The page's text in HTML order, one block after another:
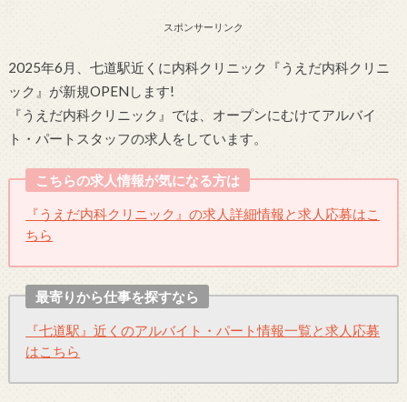
スポンサーリンク
2025年6月、七道駅近くに内科クリニック『うえだ内科クリニ
ック』が新規OPENします!
『うえだ内科クリニック』では、オープンにむけてアルバイ
ト・パートスタッフの求人をしています。
こちらの求人情報が気になる方は
『うえだ内科クリニック』の求人詳細情報と求人応募はこ
ちら
最寄りから仕事を探すなら
『七道駅』近くのアルバイト・パート情報一覧と求人応募
はこちら